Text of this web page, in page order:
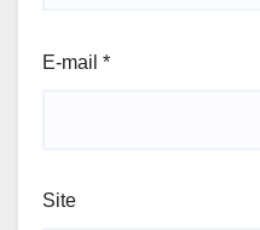
E-mail *
Site